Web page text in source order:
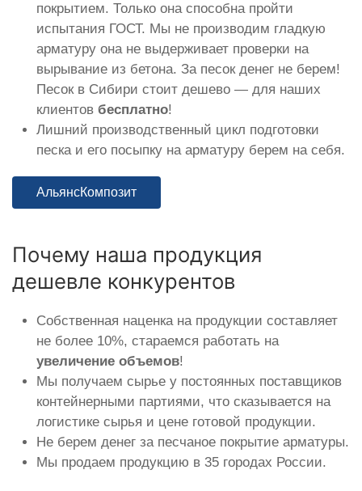
покрытием. Только она способна пройти
испытания ГОСТ. Мы не производим гладкую
арматуру она не выдерживает проверки на
вырывание из бетона. За песок денег не берем!
Песок в Сибири стоит дешево — для наших
клиентов бесплатно!
Лишний производственный цикл подготовки
песка и его посыпку на арматуру берем на себя.
АльянсКомпозит
Почему наша продукция
дешевле конкурентов
Собственная наценка на продукции составляет
не более 10%, стараемся работать на
увеличение объемов!
Мы получаем сырье у постоянных поставщиков
контейнерными партиями, что сказывается на
логистике сырья и цене готовой продукции.
Не берем денег за песчаное покрытие арматуры.
Мы продаем продукцию в 35 городах России.